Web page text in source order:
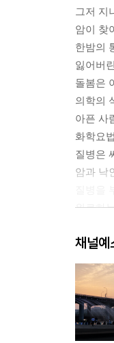
그저 지
암이 찾
한밤의
잃어버
돌봄은
의학의
아픈 사
화학요
질병은
암과 낙
위로하
아픈 사
회복 의
덤으로
개정판
도움 받
채널예